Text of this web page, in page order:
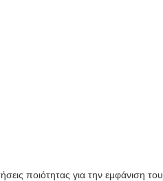
ποιότητας για την εμφάνιση του